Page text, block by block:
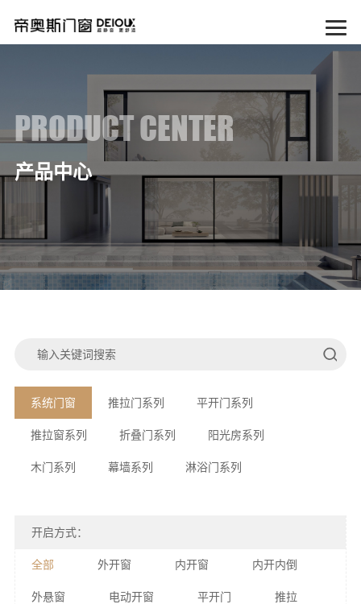
PRODUCT CENTER
产品中心
系统门窗 推拉门系列 平开门系列
推拉窗系列 折叠门系列 阳光房系列
木门系列 幕墙系列 淋浴门系列
开启方式：
全部 外开窗 内开窗 内开内倒
外悬窗 电动开窗 平开门 推拉